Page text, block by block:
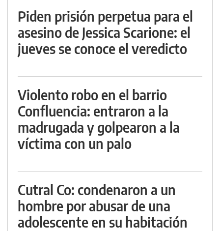
Piden prisión perpetua para el
asesino de Jessica Scarione: el
jueves se conoce el veredicto
Violento robo en el barrio
Confluencia: entraron a la
madrugada y golpearon a la
víctima con un palo
Cutral Co: condenaron a un
hombre por abusar de una
adolescente en su habitación